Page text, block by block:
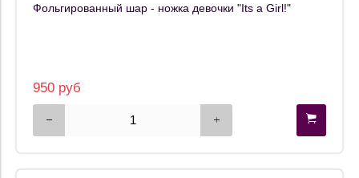
Фольгированный шар - ножка девочки "Its a Girl!"
950 руб